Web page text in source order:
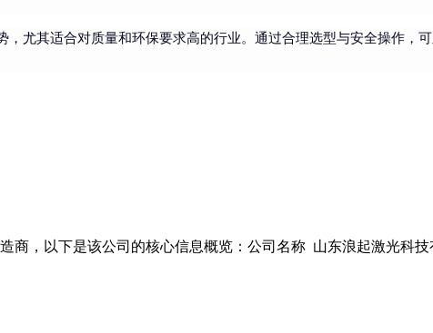
尤其适合对质量和环保要求高的行业。通过合理选型与安全操作，
商，以下是该公司的核心信息概览：公司名称 山东浪起激光科